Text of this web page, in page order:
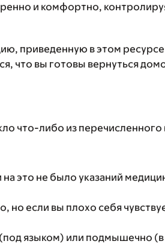
и комфортно,
приведенную в этом
что вы готовы вернуться
что-либо из
на это не было указаний
но если вы плохо себя
языком) или подмышечно (в